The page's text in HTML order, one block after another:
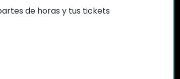
de horas y tus tickets